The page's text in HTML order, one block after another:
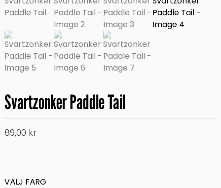
Svartzonker Paddle Tail
89,00 kr
VÄLJ FÄRG